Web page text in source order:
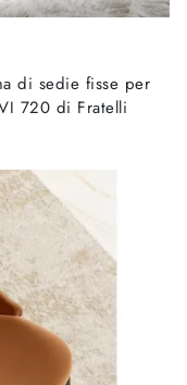
di sedie fisse per
720 di Fratelli